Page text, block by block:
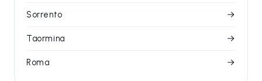
Sorrento
Taormina
Roma